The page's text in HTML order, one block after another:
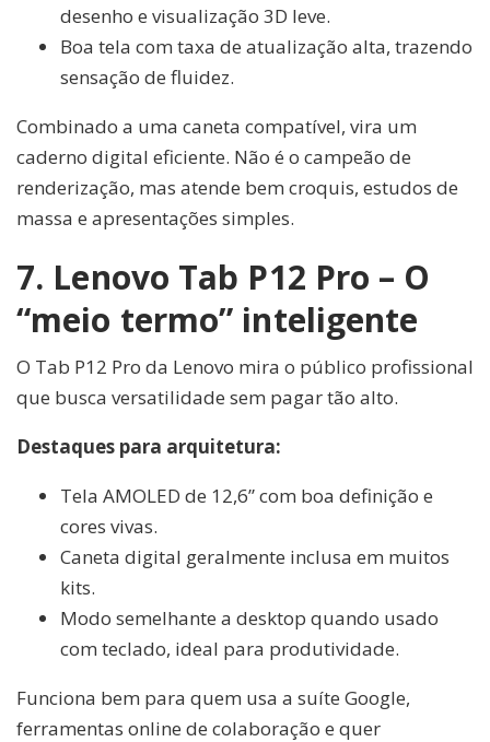
desenho e visualização 3D leve.
Boa tela com taxa de atualização alta, trazendo
sensação de fluidez.
Combinado a uma caneta compatível, vira um
caderno digital eficiente. Não é o campeão de
renderização, mas atende bem croquis, estudos de
massa e apresentações simples.
7. Lenovo Tab P12 Pro – O
“meio termo” inteligente
O Tab P12 Pro da Lenovo mira o público profissional
que busca versatilidade sem pagar tão alto.
Destaques para arquitetura:
Tela AMOLED de 12,6” com boa definição e
cores vivas.
Caneta digital geralmente inclusa em muitos
kits.
Modo semelhante a desktop quando usado
com teclado, ideal para produtividade.
Funciona bem para quem usa a suíte Google,
ferramentas online de colaboração e quer